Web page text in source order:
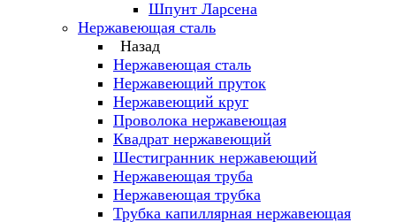
Шпунт Ларсена
Нержавеющая сталь
Назад
Нержавеющая сталь
Нержавеющий пруток
Нержавеющий круг
Проволока нержавеющая
Квадрат нержавеющий
Шестигранник нержавеющий
Нержавеющая труба
Нержавеющая трубка
Трубка капиллярная нержавеющая